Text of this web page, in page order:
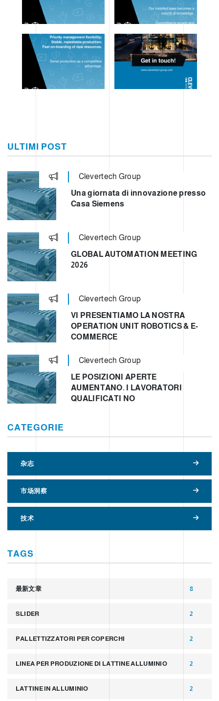
ULTIMI POST
Clevertech Group
Una giornata di innovazione presso
Casa Siemens
Clevertech Group
GLOBAL AUTOMATION MEETING
2026
Clevertech Group
VI PRESENTIAMO LA NOSTRA
OPERATION UNIT ROBOTICS & E-
COMMERCE
Clevertech Group
LE POSIZIONI APERTE
AUMENTANO. I LAVORATORI
QUALIFICATI NO
CATEGORIE
杂志
市场洞察
技术
TAGS
最新文章 8
SLIDER 2
PALLETTIZZATORI PER COPERCHI 2
LINEA PER PRODUZIONE DI LATTINE ALLUMINIO 2
LATTINE IN ALLUMINIO 2